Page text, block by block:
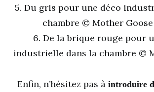
5. Du gris pour une déco
chambre © Mother
6. De la brique rouge pour
industrielle dans la chambre ©
Enfin, n’hésitez pas à introduire